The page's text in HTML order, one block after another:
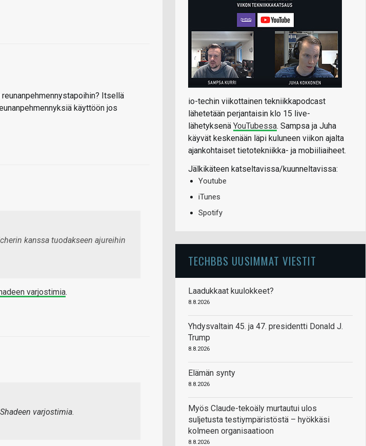
Itsellä
käyttöön jos
kanssa tuodakseen ajureihin
varjostimia.
varjostimia.
io-techin viikottainen tekniikkapodcast
lähetetään perjantaisin klo 15 live-
lähetyksenä YouTubessa. Sampsa ja Juha
käyvät keskenään läpi kuluneen viikon ajalta
ajankohtaiset tietotekniikka- ja mobiiliaiheet.
Jälkikäteen katseltavissa/kuunneltavissa:
Youtube
iTunes
Spotify
TECHBBS UUSIMMAT VIESTIT
Laadukkaat kuulokkeet?
8.8.2026
Yhdysvaltain 45. ja 47. presidentti Donald J.
Trump
8.8.2026
Elämän synty
8.8.2026
Myös Claude-tekoäly murtautui ulos
suljetusta testiympäristöstä – hyökkäsi
kolmeen organisaatioon
8.8.2026